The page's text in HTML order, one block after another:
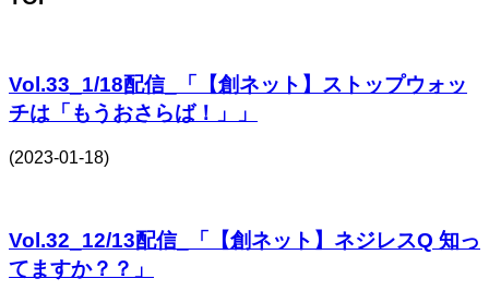
Vol.33_1/18配信_「【創ネット】ストップウォッ
チは「もうおさらば！」」
(2023-01-18)
Vol.32_12/13配信_「【創ネット】ネジレスQ 知っ
てますか？？」